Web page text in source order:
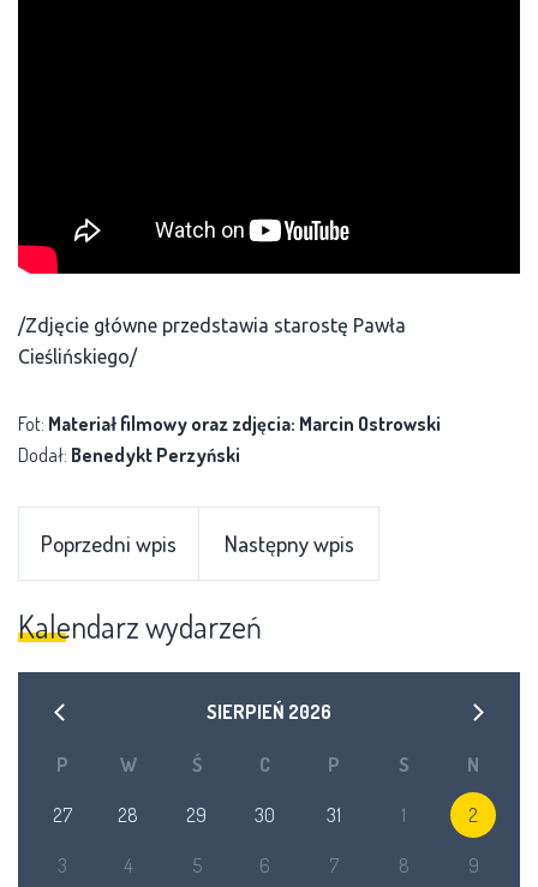
/Zdjęcie główne przedstawia starostę Pawła
Cieślińskiego/
Fot: Materiał filmowy oraz zdjęcia: Marcin Ostrowski
Dodał: Benedykt Perzyński
Poprzedni wpis Następny wpis
Kalendarz wydarzeń
SIERPIEŃ 2026
P W Ś C P S N
27 28 29 30 31 1 2
3 4 5 6 7 8 9